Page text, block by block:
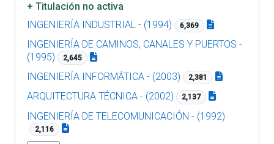
+Titulación no activa
INGENIERÍA INDUSTRIAL - (1994)
6,369
INGENIERÍA DE CAMINOS, CANALES Y PUERTOS -
(1995)
2,645
INGENIERÍA INFORMÁTICA - (2003) 2,381
ARQUITECTURA TÉCNICA - (2002) 2,137
INGENIERÍA DE TELECOMUNICACIÓN - (1992)
2,116